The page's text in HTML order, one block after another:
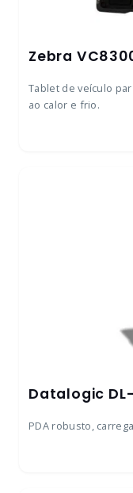
Zebra
Tablet de veículo
ao calor e frio.
Datalogic
PDA robusto,